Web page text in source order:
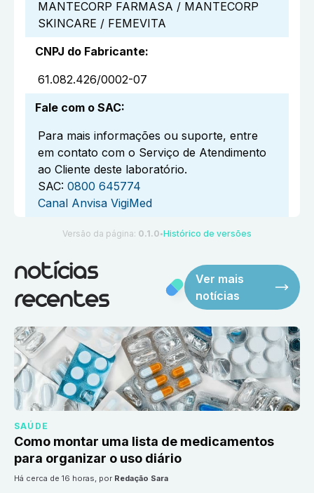
MANTECORP FARMASA / MANTECORP
SKINCARE / FEMEVITA
CNPJ do Fabricante:
61.082.426/0002-07
Fale com o SAC:
Para mais informações ou suporte, entre
em contato com o Serviço de Atendimento
ao Cliente deste laboratório.
SAC: 0800 645774
Canal Anvisa VigiMed
Versão da página: 0.1.0 ●Histórico de versões
notícias
recentes
Ver mais
notícias
SAÚDE
Como montar uma lista de medicamentos
para organizar o uso diário
há cerca de 16 horas, por Redação Sara